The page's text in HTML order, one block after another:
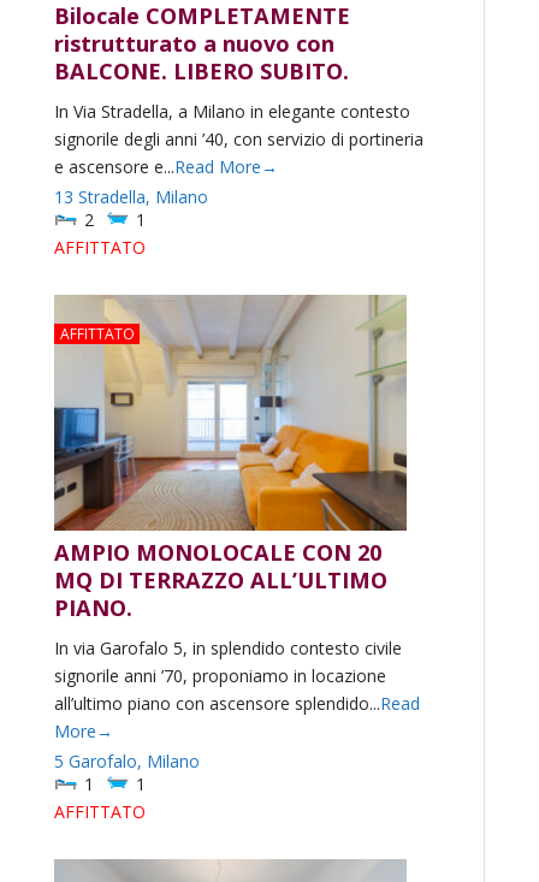
Bilocale COMPLETAMENTE
ristrutturato a nuovo con
BALCONE. LIBERO SUBITO.
In Via Stradella, a Milano in elegante contesto
signorile degli anni ’40, con servizio di portineria
e ascensore e...Read More→
13 Stradella, Milano
2
1
AFFITTATO
AFFITTATO
AMPIO MONOLOCALE CON 20
MQ DI TERRAZZO ALL’ULTIMO
PIANO.
In via Garofalo 5, in splendido contesto civile
signorile anni ’70, proponiamo in locazione
all’ultimo piano con ascensore splendido...Read
More→
5 Garofalo, Milano
1
1
AFFITTATO